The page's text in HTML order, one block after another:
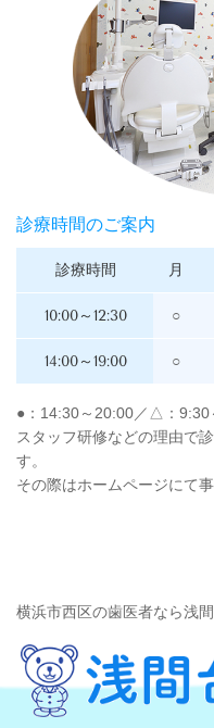
診療時間のご案内
診療時間 月
10:00～12:30 ○
14:00～19:00 ○
●：14:30～20:00／△：
スタッフ研修などの理由で
す。
その際はホームページにて
横浜市西区の歯医者なら浅